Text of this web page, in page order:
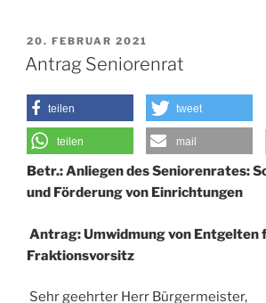
VERÖFFENTLICHT
AM
20. FEBRUAR 2021
Antrag Seniorenrat
teilen tweet
teilen mail
Betr.: Anliegen des Seniorenrates:
und Förderung von Einrichtungen
Antrag: Umwidmung von Entgelten
Fraktionsvorsitz
Sehr geehrter Herr Bürgermeister,